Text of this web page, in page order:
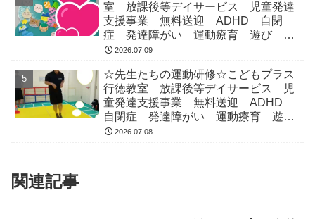
室 放課後等デイサービス 児童発達
支援事業 無料送迎 ADHD 自閉
症 発達障がい 運動療育 遊び 南
行徳 市川市 浦安市
2026.07.09
☆先生たちの運動研修☆こどもプラス
行徳教室 放課後等デイサービス 児
童発達支援事業 無料送迎 ADHD
自閉症 発達障がい 運動療育 遊
び 南行徳 市川市 浦安市
2026.07.08
関連記事